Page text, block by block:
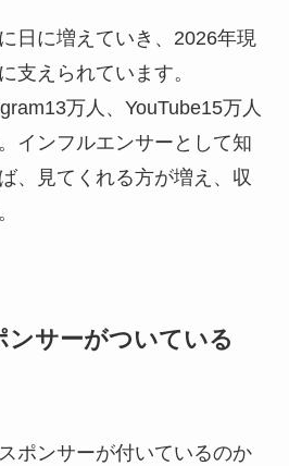
日に増えていき、2026年現
支えられています。
万人、YouTube15万人
インフルエンサーとして知
、見てくれる方が増え、収
ンサーがついている
ポンサーが付いているのか